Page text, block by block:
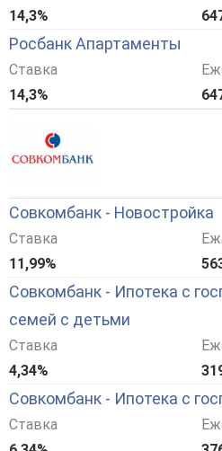
14,3%
Росбанк Апартаменты
Ставка
14,3%
Совкомбанк - Новостройка
Ставка
11,99%
Совкомбанк - Ипотека с
семей с детьми
Ставка
4,34%
Совкомбанк - Ипотека с
Ставка